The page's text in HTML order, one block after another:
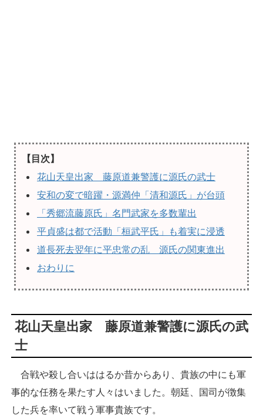
【目次】
花山天皇出家 藤原道兼警護に源氏の武士
安和の変で暗躍・源満仲「清和源氏」が台頭
「秀郷流藤原氏」名門武家を多数輩出
平貞盛は都で活動「桓武平氏」も着実に浸透
道長死去翌年に平忠常の乱 源氏の関東進出
おわりに
花山天皇出家 藤原道兼警護に源氏の武
士
合戦や殺し合いははるか昔からあり、貴族の中にも軍
事的な任務を果たす人々はいました。朝廷、国司が徴集
した兵を率いて戦う軍事貴族です。